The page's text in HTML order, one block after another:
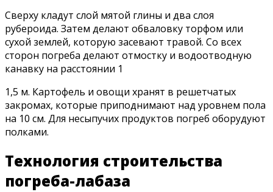
Сверху кладут слой мятой глины и два слоя
рубероида. Затем делают обваловку торфом или
сухой землей, которую засевают травой. Со всех
сторон погреба делают отмостку и водоотводную
канавку на расстоянии 1
1,5 м. Картофель и овощи хранят в решетчатых
закромах, которые приподнимают над уровнем пола
на 10 см. Для несыпучих продуктов погреб оборудуют
полками.
Технология строительства
погреба-лабаза